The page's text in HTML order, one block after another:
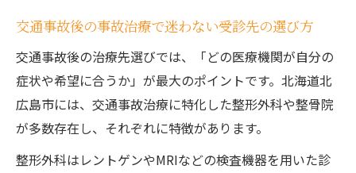
仕組み
事故治療時の自賠責や任意保険の利用方法
とは
ト
交通事故後の事故治療で迷わない受診先の選び方
交通事故後の治療先選びでは、「どの医療機関が自分の
症状や希望に合うか」が最大のポイントです。北海道北
広島市には、交通事故治療に特化した整形外科や整骨院
が多数存在し、それぞれに特徴があります。
整形外科はレントゲンやMRIなどの検査機器を用いた診